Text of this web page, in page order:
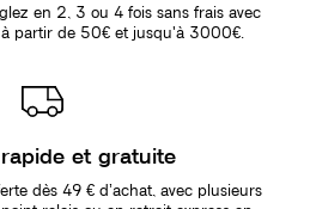
en 2, 3 ou 4 fois sans frais avec
partir de 50€ et jusqu'à 3000€.
rapide et gratuite
dès 49 € d’achat, avec plusieurs